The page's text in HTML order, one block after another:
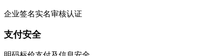
企业签名实名审核认证
支付安全